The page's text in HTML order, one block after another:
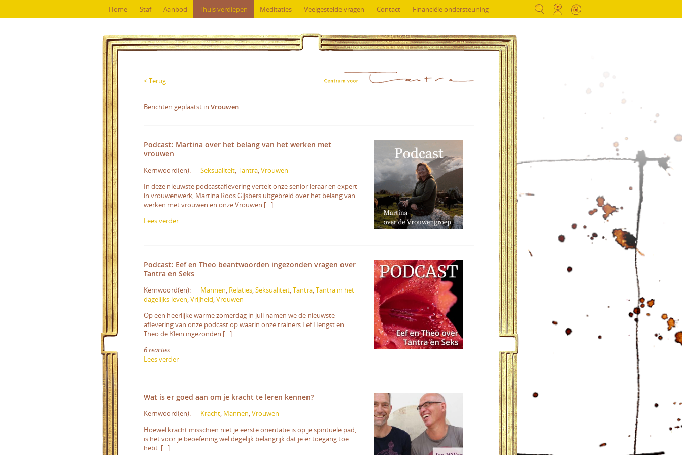
Home Staf Aanbod Thuis verdiepen Meditaties Veelgestelde vragen Contact Financiële ondersteuning
< Terug
Berichten geplaatst in Vrouwen
Podcast: Martina over het belang van het werken met
vrouwen
Kernwoord(en): Seksualiteit,Tantra,Vrouwen
In deze nieuwste podcastaflevering vertelt onze senior leraar en expert
in vrouwenwerk, Martina Roos Gijsbers uitgebreid over het belang van
werken met vrouwen en onze Vrouwen […]
Lees verder
Podcast: Eef en Theo beantwoorden ingezonden vragen over
Tantra en Seks
Kernwoord(en): Mannen, Relaties,Seksualiteit,Tantra,Tantra in het
dagelijks leven,Vrijheid,Vrouwen
Op een heerlijke warme zomerdag in juli namen we de nieuwste
aflevering van onze podcast op waarin onze trainers Eef Hengst en
Theo de Klein ingezonden […]
6 reacties
Lees verder
Wat is er goed aan om je kracht te leren kennen?
Kernwoord(en): Kracht, Mannen,Vrouwen
Hoewel kracht misschien niet je eerste oriëntatie is op je spirituele pad,
is het voor je beoefening wel degelijk belangrijk dat je er toegang toe
hebt. […]